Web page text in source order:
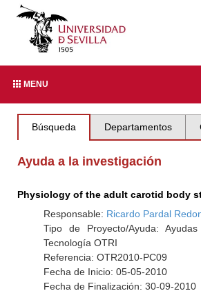
MENU
Búsqueda Departamentos
Ayuda a la investigación
Physiology of the adult carotid body
Responsable: Ricardo Pardal
Tipo de Proyecto/Ayuda:
Tecnología OTRI
Referencia: OTR2010-PC09
Fecha de Inicio: 05-05-2010
Fecha de Finalización: 30-09-2010